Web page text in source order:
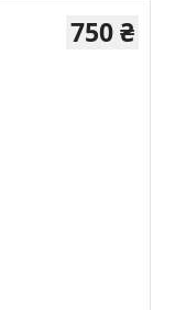
750 ₴